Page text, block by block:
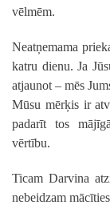
vēlmēm.
Neatņemama
katru dienu. Ja
atjaunot – mēs
Mūsu mērķis ir
padarīt tos
vērtību.
Ticam Darvina
nebeidzam